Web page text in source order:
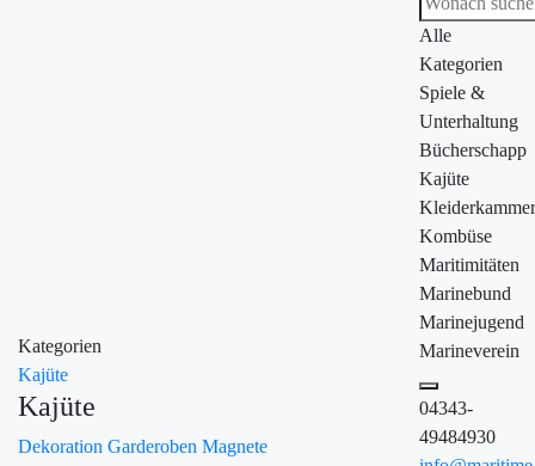
Kategorien
Kajüte
Kajüte
Dekoration Garderoben Magnete
Alle
Kategorien
Spiele &
Unterhaltung
Bücherschapp
Kajüte
Kleiderkammer
Kombüse
Maritimitäten
Marinebund
Marinejugend
Marineverein
04343-
49484930